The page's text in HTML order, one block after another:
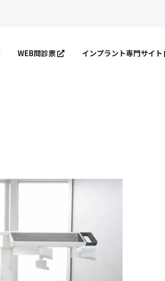
WEB問診票 インプラント専門サイト